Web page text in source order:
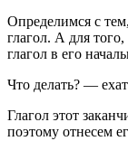
Определимся с
глагол. А для
глагол в его
Что делать? —
Глагол этот
поэтому отнесем